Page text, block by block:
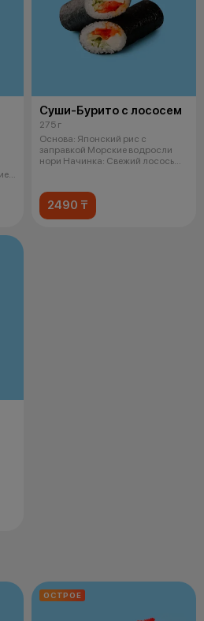
Суши-Бурито с лососем
275 г
Основа: Японский рис с
заправкой Морские водросли
нори Начинка: Свежий лосось
2490 ₸
ОСТРОЕ